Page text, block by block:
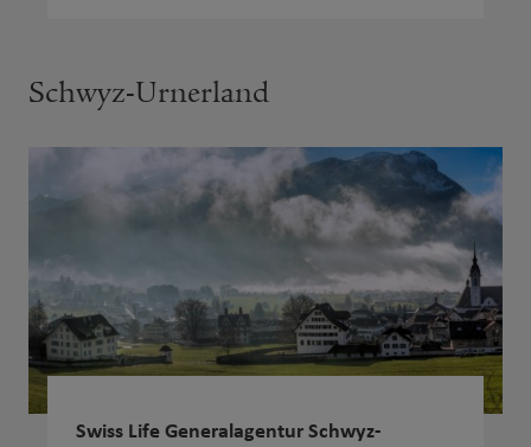
Schwyz-Urnerland
Swiss Life Generalagentur Schwyz-